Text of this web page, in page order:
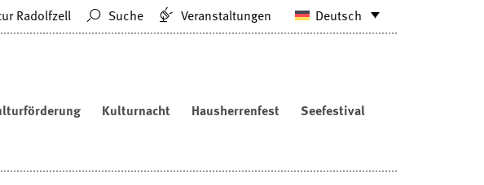
Deutsch
Radolfzell Suche Veranstaltungen
Kulturnacht Hausherrenfest Seefestival